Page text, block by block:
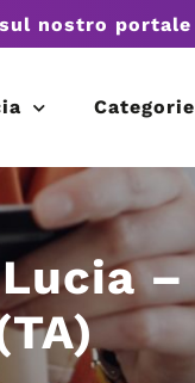
nostro portale
Categorie
–